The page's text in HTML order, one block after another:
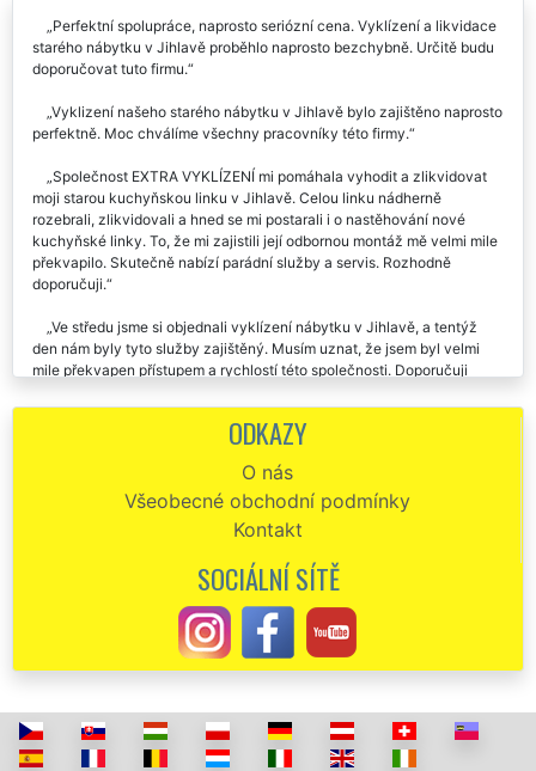
Perfektní spolupráce, naprosto seriózní cena. Vyklízení a likvidace
starého nábytku v Jihlavě proběhlo naprosto bezchybně. Určitě budu
doporučovat tuto firmu.
Vyklizení našeho starého nábytku v Jihlavě bylo zajištěno naprosto
perfektně. Moc chválíme všechny pracovníky této firmy.
Společnost EXTRA VYKLÍZENÍ mi pomáhala vyhodit a zlikvidovat
moji starou kuchyňskou linku v Jihlavě. Celou linku nádherně
rozebrali, zlikvidovali a hned se mi postarali i o nastěhování nové
kuchyňské linky. To, že mi zajistili její odbornou montáž mě velmi mile
překvapilo. Skutečně nabízí parádní služby a servis. Rozhodně
doporučuji.
Ve středu jsme si objednali vyklízení nábytku v Jihlavě, a tentýž
den nám byly tyto služby zajištěný. Musím uznat, že jsem byl velmi
mile překvapen přístupem a rychlostí této společnosti. Doporučuji
Minulý týden nám firma EXTRA VYKLÍZENÍ zajišťovala vyklízení
pracovití zaměstnanci. Po vyklízení veškerého nábytku nám zajistili i
špičkové úklidové služby. Děkujeme a moc moc chválíme.
Chtěla bych moc pochválit a poděkovat této společnosti, že se mi
postarali o vyklizení veškerého starého nábytku z mého bytu v
Jihlavě. Ještě jednou děkuju a doporučuju.
Vyklizení staré sedací soupravy v Jihlavě. Vše proběhlo na
ODKAZY
O nás
Všeobecné obchodní podmínky
Kontakt
SOCIÁLNÍ SÍTĚ